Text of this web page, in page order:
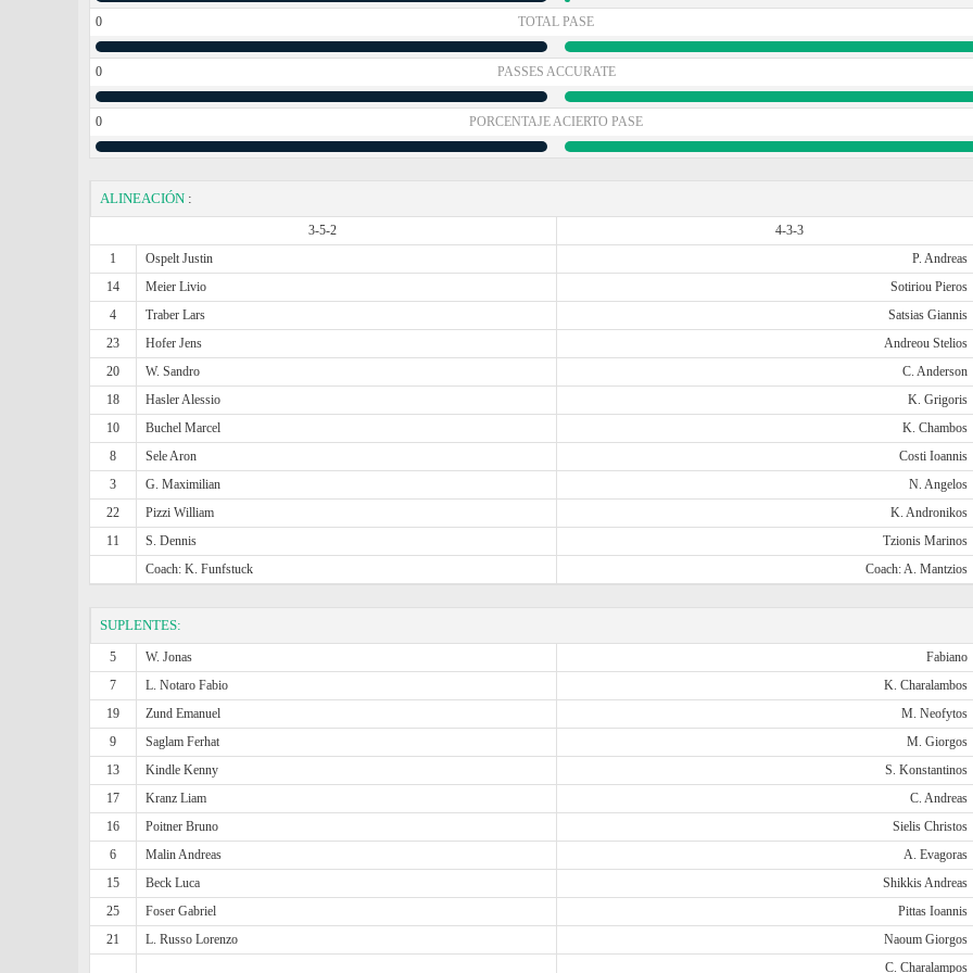
0 TOTAL PASE
0 PASSES ACCURATE
0 PORCENTAJE ACIERTO PASE
ALINEACIÓN :
3-5-2
4-3-3
1
Ospelt Justin P. Andreas
14
Meier Livio Sotiriou Pieros
4
Traber Lars Satsias Giannis
23
Hofer Jens Andreou Stelios
20
W. Sandro C. Anderson
18
Hasler Alessio K. Grigoris
10
Buchel Marcel K. Chambos
8
Sele Aron Costi Ioannis
3
G. Maximilian N. Angelos
22
Pizzi William K. Andronikos
11
S. Dennis Tzionis Marinos
Coach: K. Funfstuck
Coach: A. Mantzios
SUPLENTES:
5 W. Jonas Fabiano
7
L. Notaro Fabio K. Charalambos
19
Zund Emanuel M. Neofytos
9
Saglam Ferhat M. Giorgos
13
Kindle Kenny S. Konstantinos
17
Kranz Liam C. Andreas
16
Poitner Bruno Sielis Christos
6
Malin Andreas A. Evagoras
15
Beck Luca Shikkis Andreas
25
Foser Gabriel Pittas Ioannis
21
L. Russo Lorenzo Naoum Giorgos
C. Charalampos